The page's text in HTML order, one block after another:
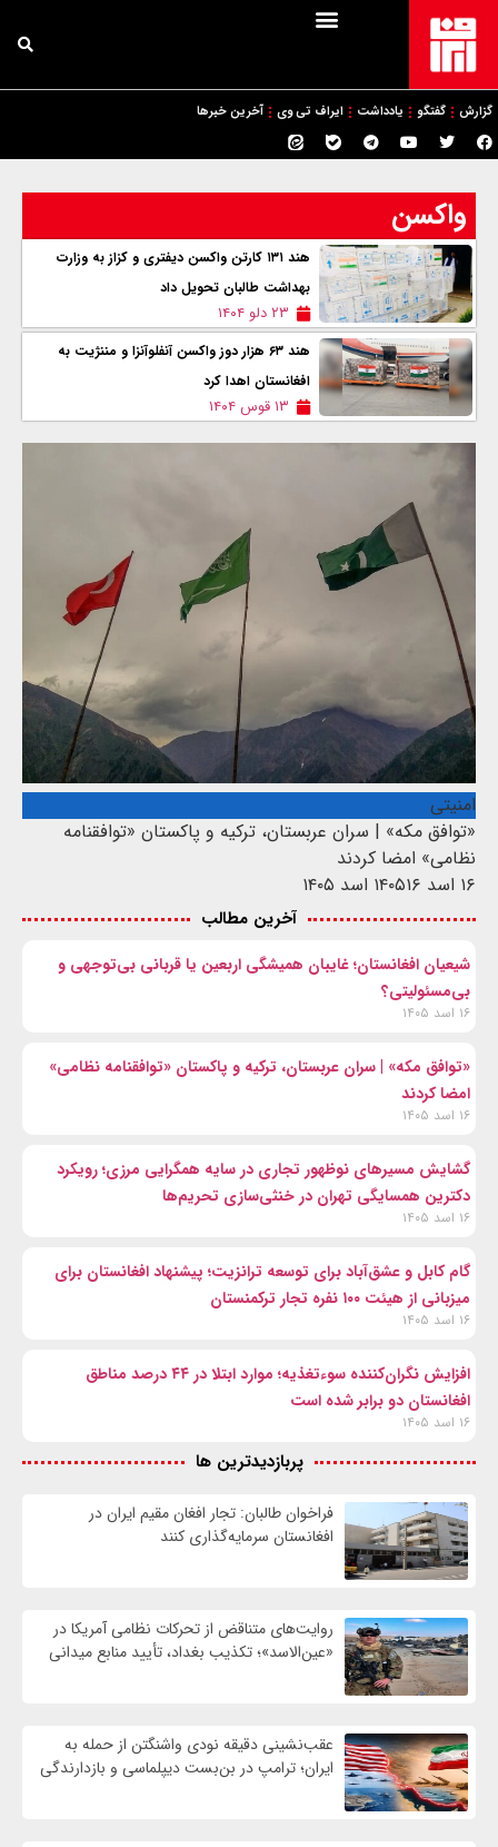
گزارش گفتگو یادداشت ایراف تی وی آخرین خبرها
واکسن
هند ۱۳۱ کارتن واکسن دیفتری و کزاز به وزارت
بهداشت طالبان تحویل داد
۲۳ دلو ۱۴۰۴
هند ۶۳ هزار دوز واکسن آنفلوآنزا و مننژیت به
افغانستان اهدا کرد
۱۳ قوس ۱۴۰۴
امنیتی
«توافق مکه» | سران عربستان، ترکیه و پاکستان «توافقنامه
نظامی» امضا کردند
۱۶ اسد ۱۴۰۵
۱۶ اسد ۱۴۰۵
آخرین مطالب
شیعیان افغانستان؛ غایبان همیشگی اربعین یا قربانی بی‌توجهی و
بی‌مسئولیتی؟
۱۶ اسد ۱۴۰۵
«توافق مکه» | سران عربستان، ترکیه و پاکستان «توافقنامه نظامی»
امضا کردند
۱۶ اسد ۱۴۰۵
گشایش مسیرهای نوظهور تجاری در سایه همگرایی مرزی؛ رویکرد
دکترین همسایگی تهران در خنثی‌سازی تحریم‌ها
۱۶ اسد ۱۴۰۵
گام کابل و عشق‌آباد برای توسعه ترانزیت؛ پیشنهاد افغانستان برای
میزبانی از هیئت ۱۰۰ نفره تجار ترکمنستان
۱۶ اسد ۱۴۰۵
افزایش نگران‌کننده سوءتغذیه؛ موارد ابتلا در ۴۴ درصد مناطق
افغانستان دو برابر شده است
۱۶ اسد ۱۴۰۵
پربازدیدترین ها
فراخوان طالبان: تجار افغان مقیم ایران در
افغانستان سرمایه‌گذاری کنند
روایت‌های متناقض از تحرکات نظامی آمریکا در
«عین‌الاسد»؛ تکذیب بغداد، تأیید منابع میدانی
عقب‌نشینی دقیقه نودی واشنگتن از حمله به
ایران؛ ترامپ در بن‌بست دیپلماسی و بازدارندگی